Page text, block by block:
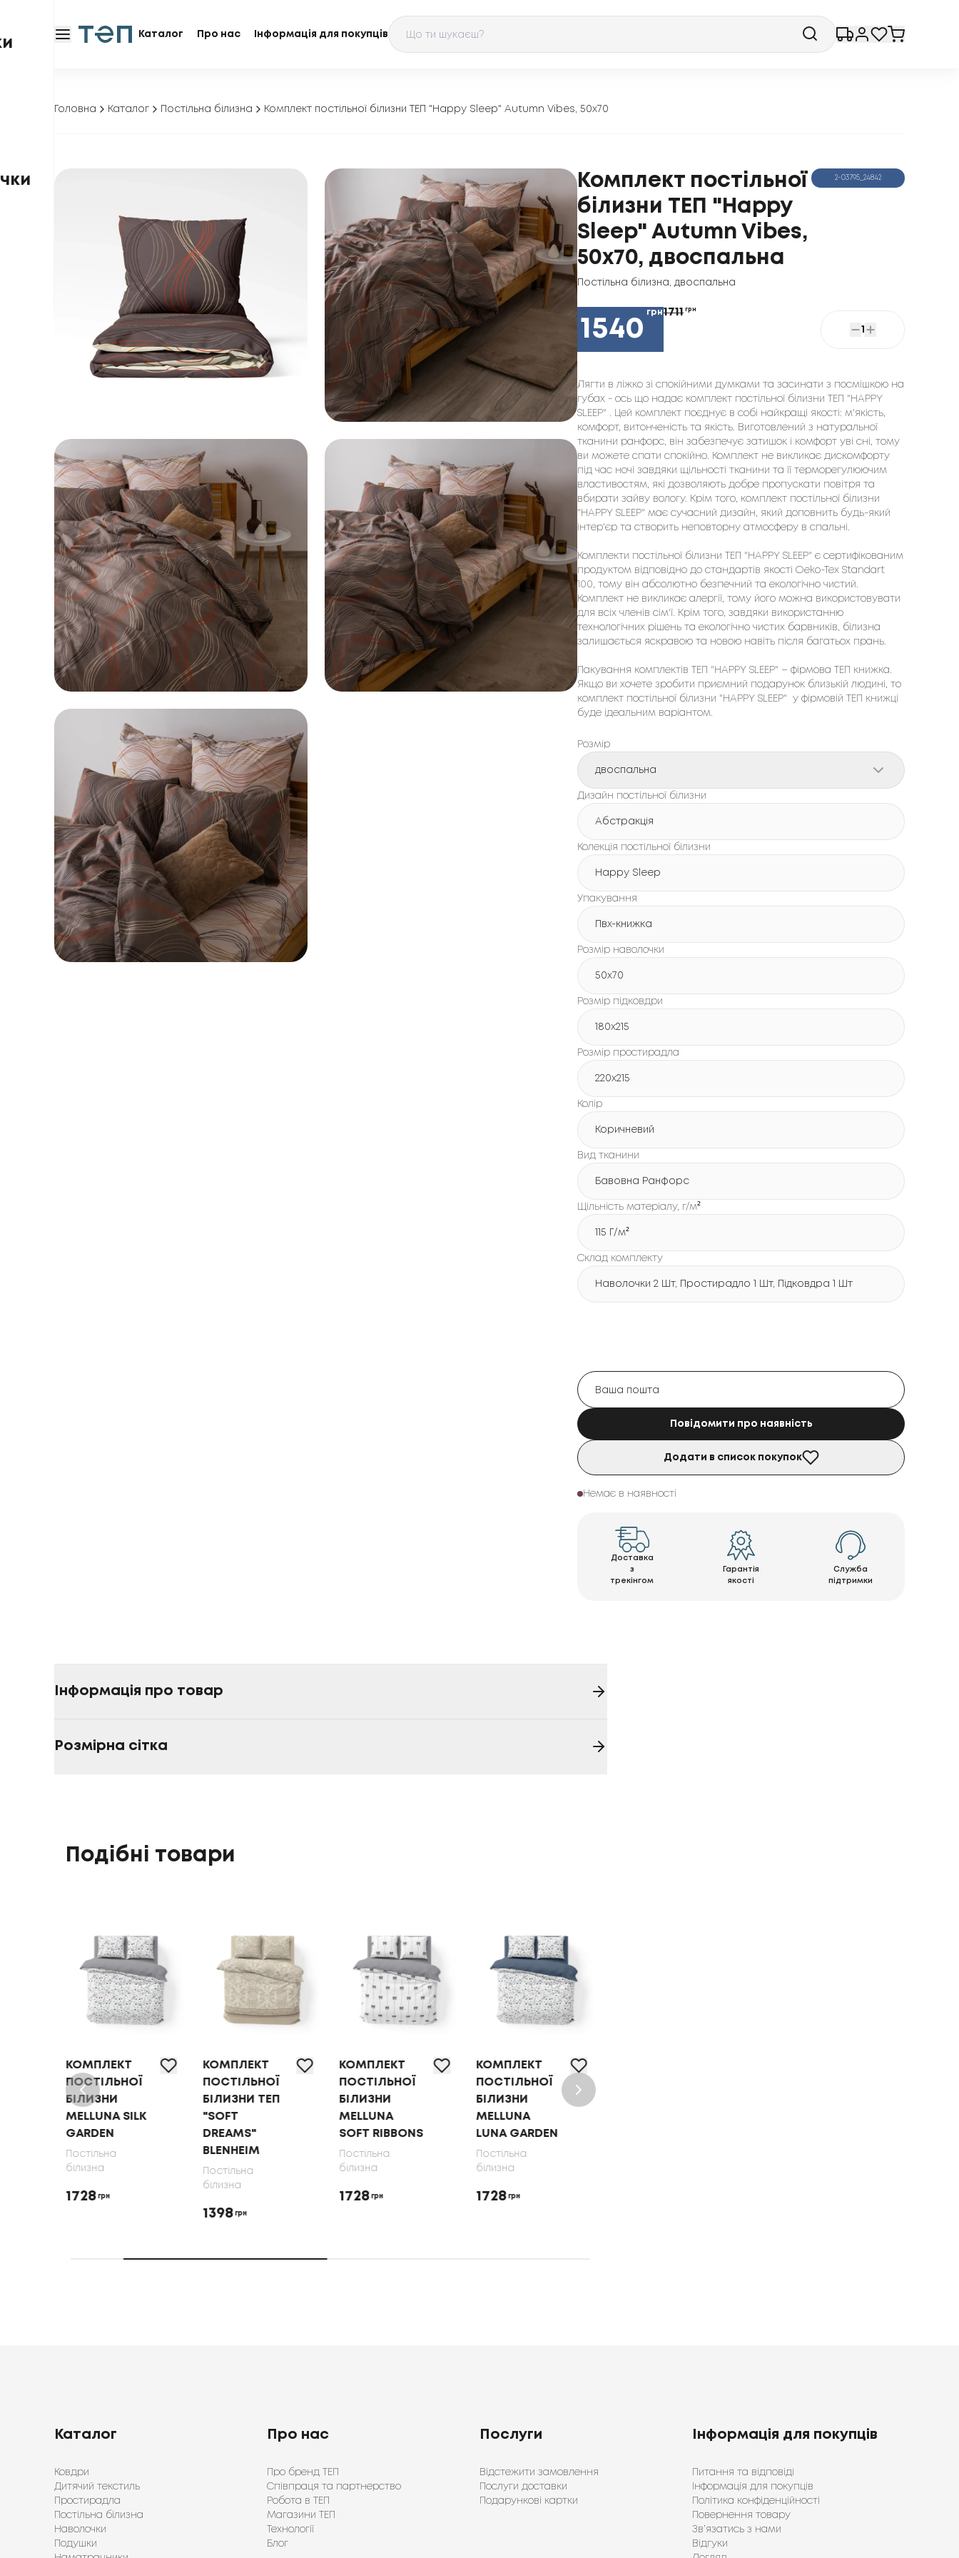
Каталог Про нас Інформація для покупців
Головна Каталог Постільна білизна Комплект постільної білизни ТЕП "Happy Sleep" Autumn Vibes, 50x70
Комплект постільної
білизни ТЕП "Happy
Sleep" Autumn Vibes,
50x70, двоспальна
Постільна білизна двоспальна
2-03795_24842
1540
грн1711 грн
1
Лягти в ліжко зі спокійними думками та засинати з посмішкою на
губах - ось що надає комплект постільної білизни ТЕП "HAPPY
SLEEP" . Цей комплект поєднує в собі найкращі якості: м'якість,
комфорт, витонченість та якість. Виготовлений з натуральної
тканини ранфорс, він забезпечує затишок і комфорт уві сні, тому
ви можете спати спокійно. Комплект не викликає дискомфорту
під час ночі завдяки щільності тканини та її терморегулюючим
властивостям, які дозволяють добре пропускати повітря та
вбирати зайву вологу. Крім того, комплект постільної білизни
"HAPPY SLEEP" має сучасний дизайн, який доповнить будь-який
інтер'єр та створить неповторну атмосферу в спальні.
Комплекти постільної білизни ТЕП "HAPPY SLEEP" є сертифікованим
продуктом відповідно до стандартів якості Oeko-Tex Standart
100, тому він абсолютно безпечний та екологічно чистий.
Комплект не викликає алергії, тому його можна використовувати
для всіх членів сім'ї. Крім того, завдяки використанню
технологічних рішень та екологічно чистих барвників, білизна
залишається яскравою та новою навіть після багатьох прань.
Пакування комплектів ТЕП "HAPPY SLEEP" – фірмовa ТЕП книжка.
Якщо ви хочете зробити приємний подарунок близькій людині, то
комплект постільної білизни "HAPPY SLEEP"  у фірмовій ТЕП книжці
буде ідеальним варіантом.
Розмір
двоспальна
Дизайн постільної білизни
Абстракція
Колекція постільної білизни
Happy Sleep
Упакування
Пвх-книжка
Розмір наволочки
50x70
Розмір підковдри
180х215
Розмір простирадла
220х215
Колір
Коричневий
Вид тканини
Бавовна Ранфорс
Щільність матеріалу, г/м²
115 Г/м²
Склад комплекту
Наволочки 2 Шт, Простирадло 1 Шт, Підковдра 1 Шт
Повідомити про наявність
Додати в список покупок
Немає в наявності
Доставка
з
трекінгом
Гарантія
якості
Служба
підтримки
Інформація про товар
Розмірна сітка
Подібні товари
КОМПЛЕКТ
ПОСТІЛЬНОЇ
БІЛИЗНИ
MELLUNA SILK
GARDEN
Постільна
білизна
1728 грн
КОМПЛЕКТ
ПОСТІЛЬНОЇ
БІЛИЗНИ ТЕП
"SOFT
DREAMS"
BLENHEIM
Постільна
білизна
1398 грн
КОМПЛЕКТ
ПОСТІЛЬНОЇ
БІЛИЗНИ
MELLUNA
SOFT RIBBONS
Постільна
білизна
1728 грн
КОМПЛЕКТ
ПОСТІЛЬНОЇ
БІЛИЗНИ
MELLUNA
LUNA GARDEN
Постільна
білизна
1728 грн
Каталог
Ковдри
Дитячий текстиль
Простирадла
Постільна білизна
Наволочки
Подушки
Про нас
Про бренд ТЕП
Співпраця та партнерство
Робота в ТЕП
Магазини ТЕП
Технології
Блог
Послуги
Відстежити замовлення
Послуги доставки
Подарункові картки
Інформація для покупців
Питання та відповіді
Інформація для покупців
Політика конфіденційності
Повернення товару
Зв’язатись з нами
Відгуки